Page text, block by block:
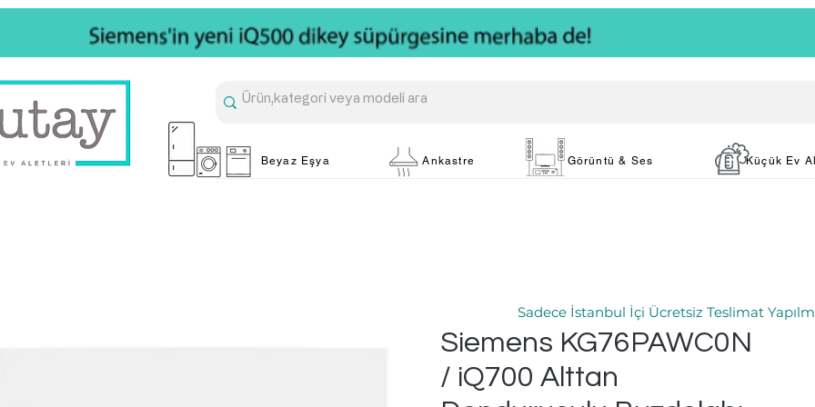
Beyaz Eşya Ankastre Görüntü & Ses Küçük Ev
Siemens KG76PAWC0N
/ iQ700 Alttan
Sadece İstanbul İçi Ücretsiz Teslimat